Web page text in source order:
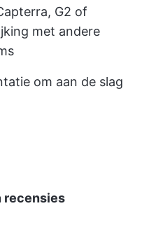
G2 of
met andere
om aan de slag
recensies